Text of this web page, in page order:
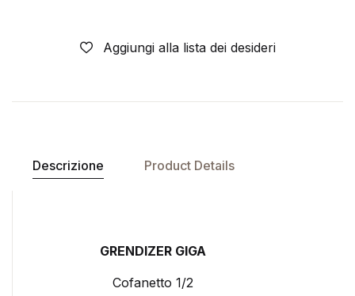
Aggiungi alla lista dei desideri
Descrizione Product Details
GRENDIZER GIGA
Cofanetto 1/2